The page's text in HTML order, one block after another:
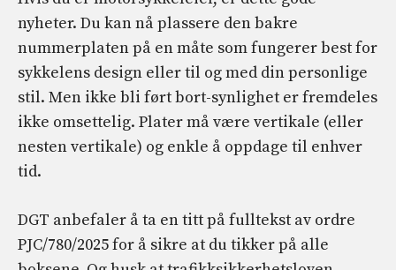
nyheter. Du kan nå plassere den bakre
nummerplaten på en måte som fungerer best for
sykkelens design eller til og med din personlige
stil. Men ikke bli ført bort-synlighet er fremdeles
ikke omsettelig. Plater må være vertikale (eller
nesten vertikale) og enkle å oppdage til enhver
tid.
DGT anbefaler å ta en titt på fulltekst av ordre
PJC/780/2025 for å sikre at du tikker på alle